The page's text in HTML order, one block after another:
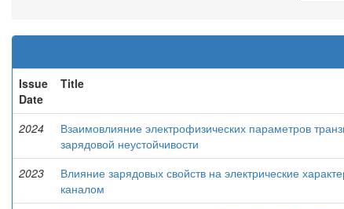
Issue
Date
Title
2024
Взаимовлияние электрофизических параметров
зарядовой неустойчивости
2023
Влияние зарядовых свойств на электрические
каналом